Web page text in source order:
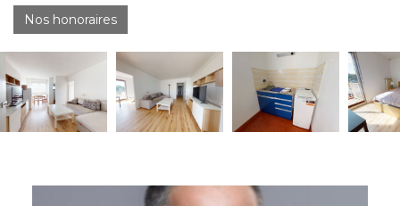
Nos honoraires